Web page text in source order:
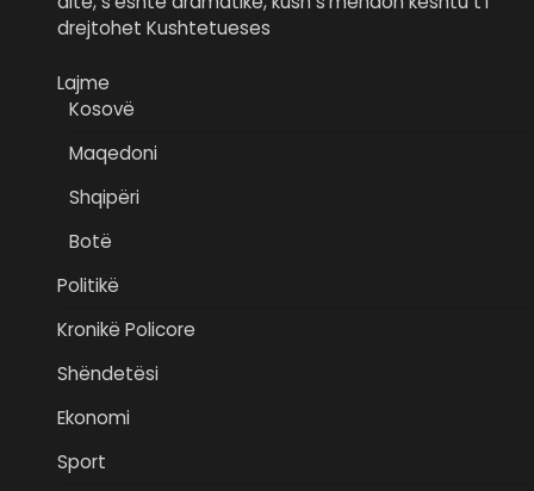
drejtohet Kushtetueses
Lajme
Kosovë
Maqedoni
Shqipëri
Botë
Politikë
Kronikë Policore
Shëndetësi
Ekonomi
Sport